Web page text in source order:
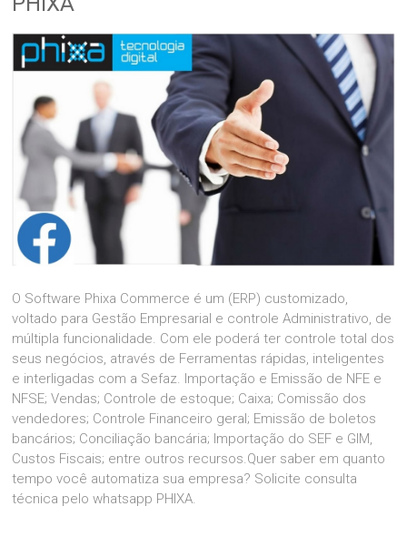
O Software Phixa Commerce é um (ERP) customizado,
voltado para Gestão Empresarial e controle Administrativo, de
múltipla funcionalidade. Com ele poderá ter controle total dos
seus negócios, através de Ferramentas rápidas, inteligentes
e interligadas com a Sefaz. Importação e Emissão de NFE e
NFSE; Vendas; Controle de estoque; Caixa; Comissão dos
vendedores; Controle Financeiro geral; Emissão de boletos
bancários; Conciliação bancária; Importação do SEF e GIM,
Custos Fiscais; entre outros recursos.Quer saber em quanto
tempo você automatiza sua empresa? Solicite consulta
técnica pelo whatsapp PHIXA.